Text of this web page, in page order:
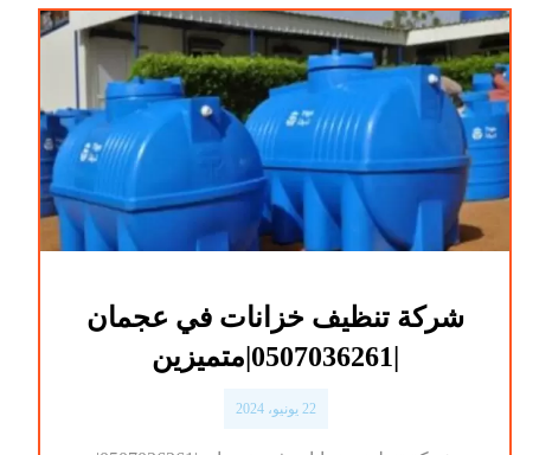
شركة تنظيف خزانات في عجمان
22 يونيو، 2024